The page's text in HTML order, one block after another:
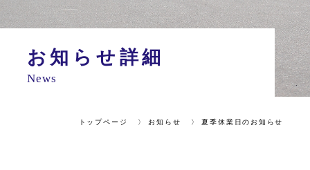
お知らせ詳細
News
トップページ お知らせ 夏季休業日のお知らせ